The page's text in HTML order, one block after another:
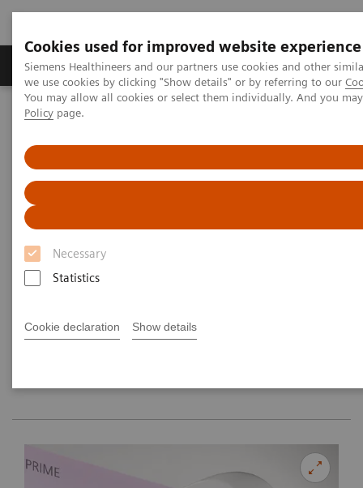
Cookies used for improved website experience
Siemens Healthineers and our partners use cookies and other
we use cookies by clicking "Show details" or by referring to our
You may allow all cookies or select them individually. And you
Policy page.
Necessary
Statistics
Cookie declaration Show details
Productos y servicios Especialidades Clínicas
Siemens Healthineers Latinoamérica
Mammomat Inspiration PRIME Edition
Mammomat Inspiration PRIME
Edition
La referencia en mamografía de dosis baja